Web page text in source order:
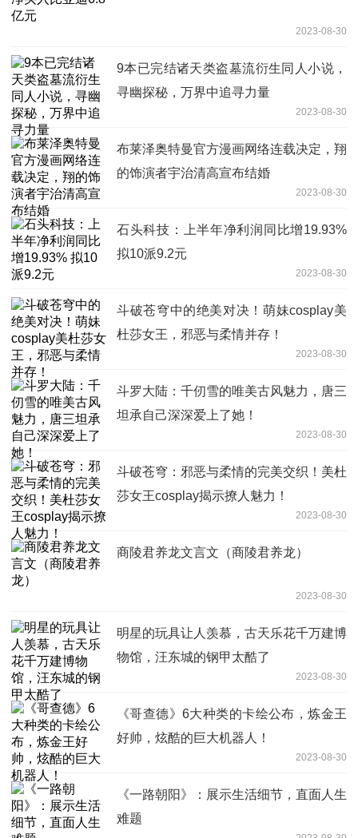
2023-08-30
9本已完结诸天类盗墓流衍生同人小说，
寻幽探秘，万界中追寻力量
2023-08-30
布莱泽奥特曼官方漫画网络连载决定，翔
的饰演者宇治清高宣布结婚
2023-08-30
石头科技：上半年净利润同比增19.93%
拟10派9.2元
2023-08-30
斗破苍穹中的绝美对决！萌妹cosplay美
杜莎女王，邪恶与柔情并存！
2023-08-30
斗罗大陆：千仞雪的唯美古风魅力，唐三
坦承自己深深爱上了她！
2023-08-30
斗破苍穹：邪恶与柔情的完美交织！美杜
莎女王cosplay揭示撩人魅力！
2023-08-30
商陵君养龙文言文（商陵君养龙）
2023-08-30
明星的玩具让人羡慕，古天乐花千万建博
物馆，汪东城的钢甲太酷了
2023-08-30
《哥查德》6大种类的卡绘公布，炼金王
好帅，炫酷的巨大机器人！
2023-08-30
《一路朝阳》：展示生活细节，直面人生
难题